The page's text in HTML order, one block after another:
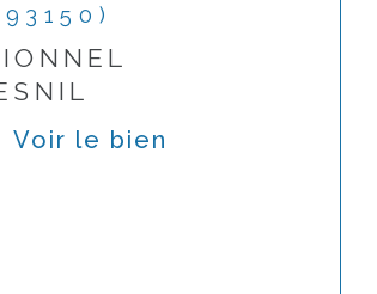
Voir le bien